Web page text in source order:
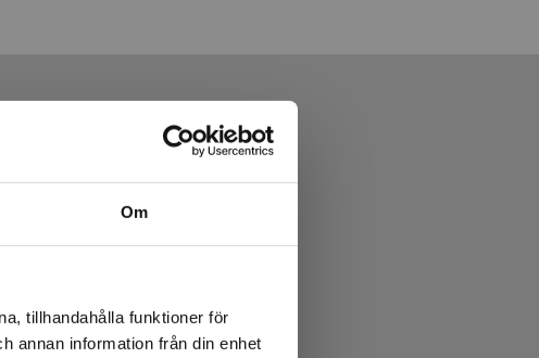
Om
tillhandahålla funktioner för
annan information från din enhet
en